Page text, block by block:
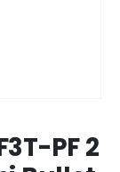
PF 2